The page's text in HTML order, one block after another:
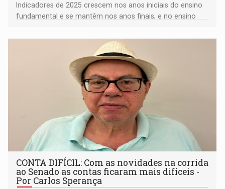
Indicadores de 2025 crescem nos anos iniciais do ensino
fundamental e se mantêm nos anos finais; e no ensino
CONTA DIFÍCIL: Com as novidades na corrida
ao Senado as contas ficaram mais difíceis -
Por Carlos Sperança